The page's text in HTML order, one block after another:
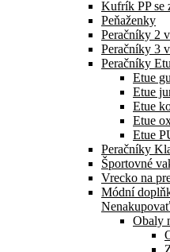
Kufrík PP se
Peňaženky
Peračníky 2
Peračníky 3
Peračníky
Etue
Etue
Etue
Etue
Etue
Peračníky
Športovné
Vrecko na
Módní
Obaly